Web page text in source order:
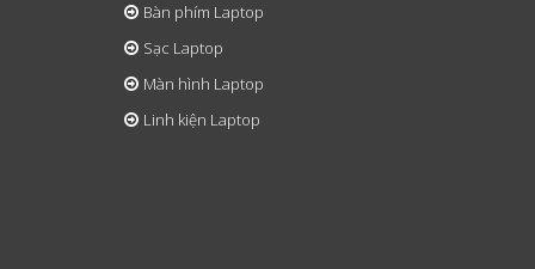
Bàn phím Laptop
Sạc Laptop
Màn hình Laptop
Linh kiện Laptop